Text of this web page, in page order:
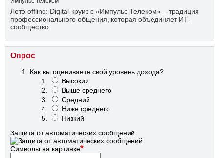
Лето offline: Digital-круиз с «Импульс Телеком» – традиция
профессионального общения, которая объединяет ИТ-
сообщество
Опрос
Как вы оцениваете свой уровень дохода?
Высокий
Выше среднего
Средний
Ниже среднего
Низкий
Защита от автоматических сообщений
Символы на картинке*